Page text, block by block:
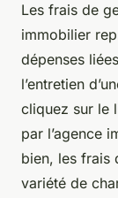
Les frais de
immobilier
dépenses
l’entretien
cliquez sur le
par l’agence
bien, les frais
variété de